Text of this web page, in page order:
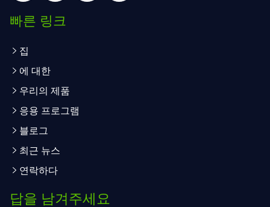
빠른 링크
집
에 대한
우리의 제품
응용 프로그램
블로그
최근 뉴스
연락하다
답을 남겨주세요